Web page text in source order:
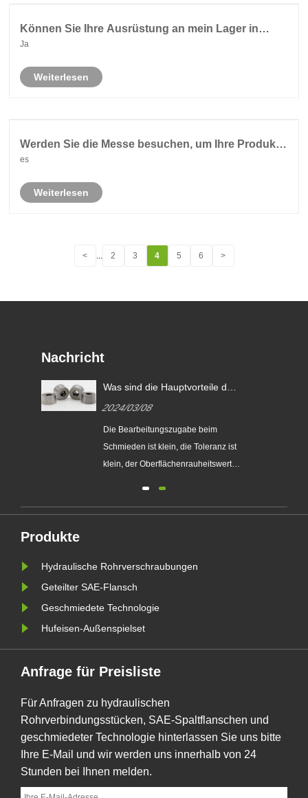
Können Sie Ihre Ausrüstung an mein Lager in
Guangzhou schicken?
Ja
Weiterlesen
Werden Sie die Messe besuchen, um Ihre Produkte
zu zeigen?
es
Weiterlesen
< 2 3 4 5 6 >
Nachricht
Was sind die Hauptvorteile des
gegenüber dem gewöhnlichen
Gesenkschmieden?
2024/03/08
Die Bearbeitungszugabe beim
Schmieden ist klein, die Toleranz ist
klein, der Oberflächenrauheitswert
ersetzen und so Material sparen...
Produkte
Hydraulische Rohrverschraubungen
Geteilter SAE-Flansch
Geschmiedete Technologie
Hufeisen-Außenspielset
Anfrage für Preisliste
Für Anfragen zu hydraulischen
Rohrverbindungsstücken, SAE-Spaltflanschen und
geschmiedeter Technologie hinterlassen Sie uns bitte
Ihre E-Mail und wir werden uns innerhalb von 24
Stunden bei Ihnen melden.